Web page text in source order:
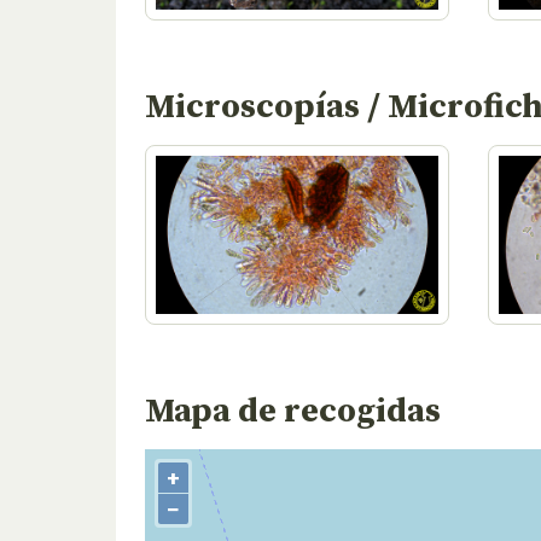
Microscopías /
Mapa de recogidas
+
−